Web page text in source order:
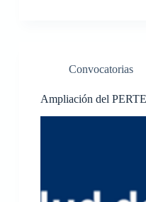
Convocatorias
Ampliación del